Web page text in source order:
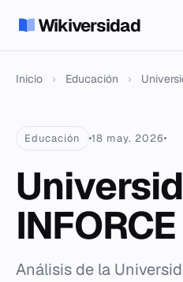
Wikiversidad
Inicio › Educación ›
Educación 18 may. 2026
INFORCE
Análisis de la